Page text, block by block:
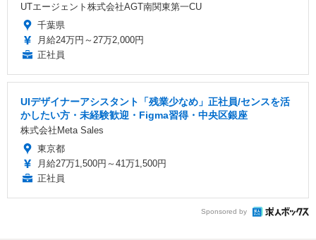
UTエージェント株式会社AGT南関東第一CU
千葉県
月給24万円～27万2,000円
正社員
UIデザイナーアシスタント「残業少なめ」正社員/センスを活
かしたい方・未経験歓迎・Figma習得・中央区銀座
株式会社Meta Sales
東京都
月給27万1,500円～41万1,500円
正社員
Sponsored by